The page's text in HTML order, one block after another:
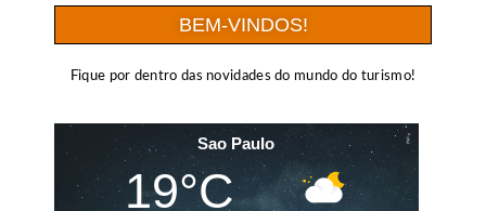
BEM-VINDOS!
Fique por dentro das novidades do mundo do turismo!
Sao Paulo
19°C